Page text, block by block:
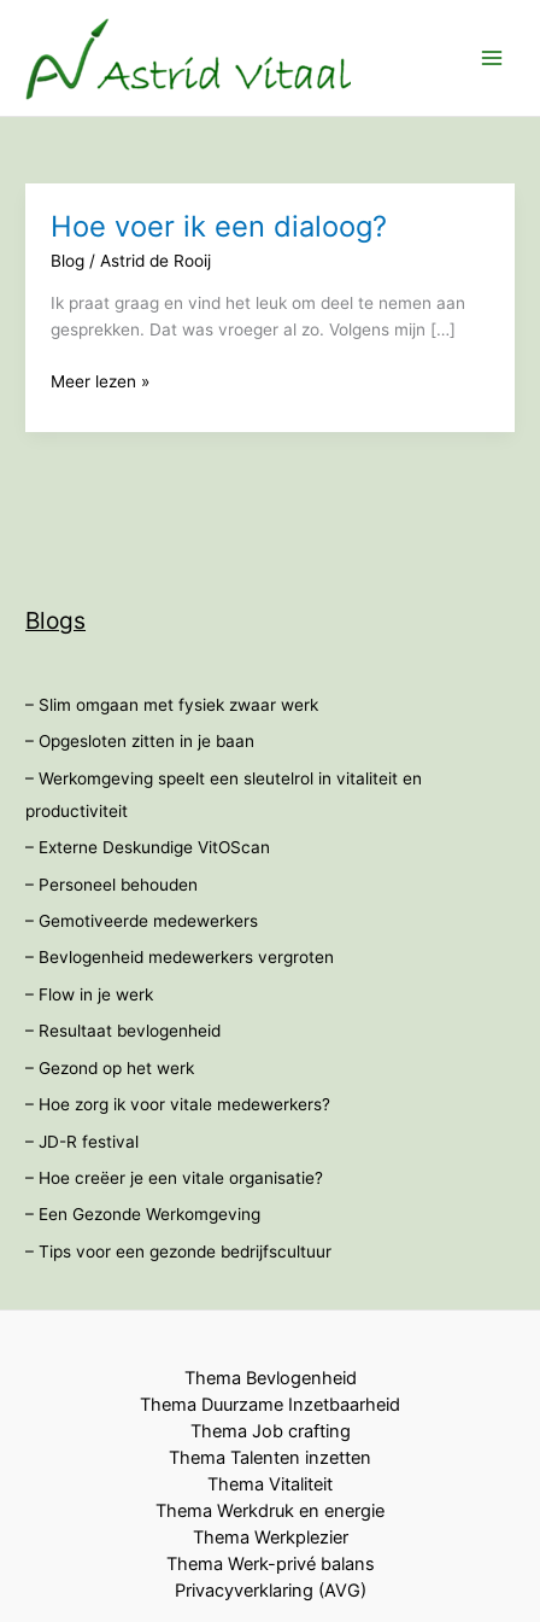
inhoud
Hoe voer ik een dialoog?
Blog/ Astrid de Rooij
Ik praat graag en vind het leuk om deel te nemen aan
gesprekken. Dat was vroeger al zo. Volgens mijn […]
Hoe
ik
Meer lezen »
Blogs
– Slim omgaan met fysiek zwaar werk
– Opgesloten zitten in je baan
– Werkomgeving speelt een sleutelrol in vitaliteit en
productiviteit
– Externe Deskundige VitOScan
– Personeel behouden
– Gemotiveerde medewerkers
– Bevlogenheid medewerkers vergroten
– Flow in je werk
– Resultaat bevlogenheid
– Gezond op het werk
– Hoe zorg ik voor vitale medewerkers?
– JD-R festival
– Hoe creëer je een vitale organisatie?
– Een Gezonde Werkomgeving
– Tips voor een gezonde bedrijfscultuur
Thema Bevlogenheid
Thema Duurzame Inzetbaarheid
Thema Job crafting
Thema Talenten inzetten
Thema Vitaliteit
Thema Werkdruk en energie
Thema Werkplezier
Thema Werk-privé balans
Privacyverklaring (AVG)